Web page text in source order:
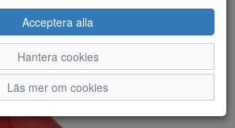
Acceptera alla
Hantera cookies
Läs mer om cookies